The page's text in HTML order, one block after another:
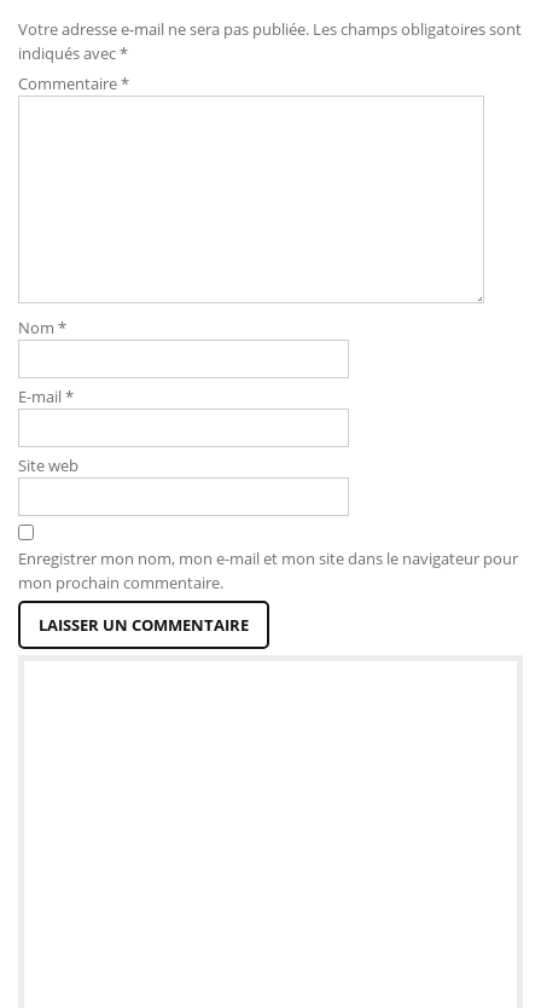
Votre adresse e-mail ne sera pas publiée. Les champs obligatoires sont
indiqués avec*
Commentaire*
Nom *
E-mail*
Site web
Enregistrer mon nom, mon e-mail et mon site dans le navigateur pour
mon prochain commentaire.